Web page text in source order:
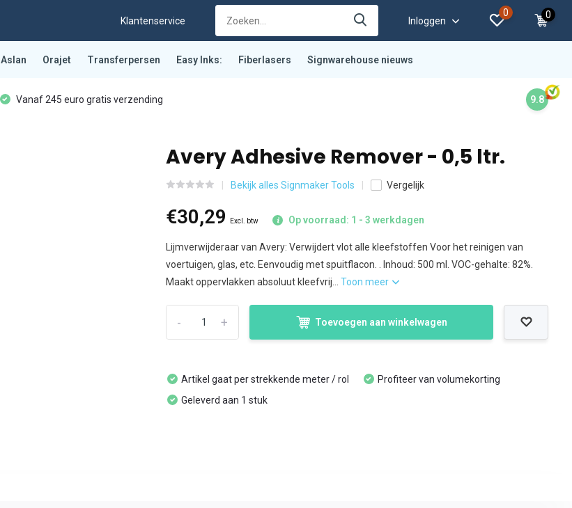
Klantenservice Inloggen
0 0
Aslan Orajet Transferpersen Easy Inks: Fiberlasers Signwarehouse nieuws
Vanaf 245 euro gratis verzending 9.8
Avery Adhesive Remover - 0,5 ltr.
Bekijk alles Signmaker Tools Vergelijk
€30,29 Excl. btw Op voorraad: 1 - 3 werkdagen
Lijmverwijderaar van Avery: Verwijdert vlot alle kleefstoffen Voor het reinigen van
voertuigen, glas, etc. Eenvoudig met spuitflacon. . Inhoud: 500 ml. VOC-gehalte: 82%.
Maakt oppervlakken absoluut kleefvrij...Toon meer
+
- Toevoegen aan winkelwagen
Artikel gaat per strekkende meter / rol
Geleverd aan 1 stuk
Profiteer van volumekorting